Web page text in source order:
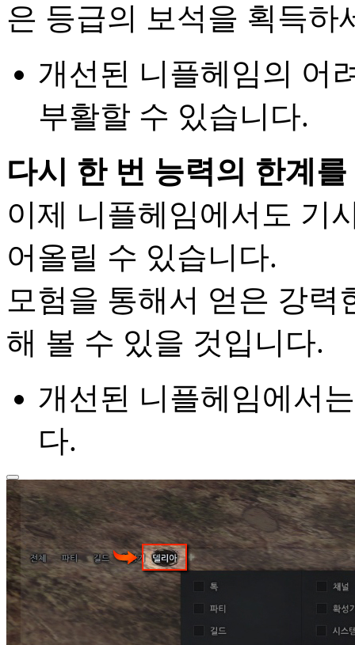
은 등급의 보석을 획득하
개선된 니플헤임의 어
부활할 수 있습니다.
다시 한 번 능력의 한계
이제 니플헤임에서도 기
어올릴 수 있습니다.
모험을 통해서 얻은 강력
해 볼 수 있을 것입니다.
개선된 니플헤임에서
다.